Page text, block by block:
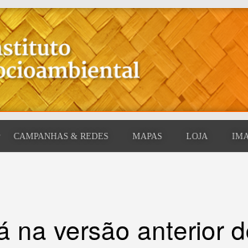
CAMPANHAS & REDES MAPAS LOJA
na versão anterior